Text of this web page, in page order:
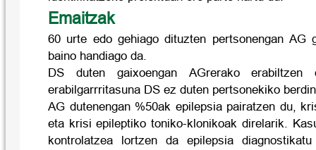
Emaitzak
60 urte edo gehiago dituzten pertsonengan AG
baino handiago da.
DS duten gaixoengan AGrerako erabiltzen
erabilgarrritasuna DS ez duten pertsonekiko
AG dutenengan %50ak epilepsia pairatzen du,
eta krisi epileptiko toniko-klonikoak direlarik.
kontrolatzea lortzen da epilepsia